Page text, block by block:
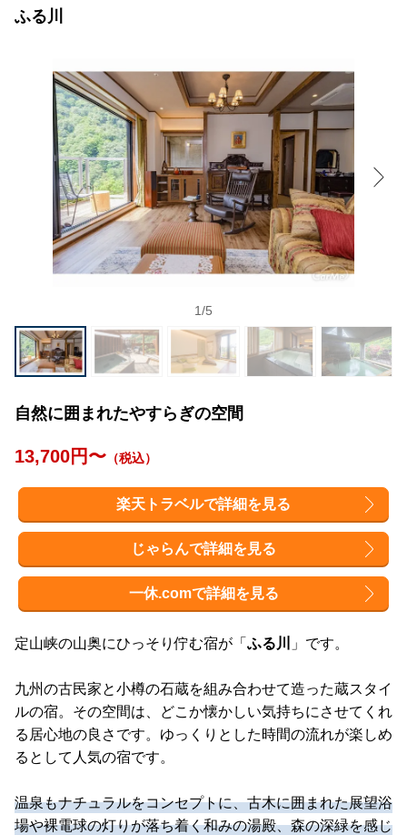
ふる川
1/5
自然に囲まれたやすらぎの空間
13,700円〜 （税込）
楽天トラベルで詳細を見る
じゃらんで詳細を見る
一休.comで詳細を見る
定山峡の山奥にひっそり佇む宿が「 ふる川 」です。
九州の古民家と小樽の石蔵を組み合わせて造った蔵スタイ
ルの宿。その空間は、どこか懐かしい気持ちにさせてくれ
る居心地の良さです。ゆっくりとした時間の流れが楽しめ
るとして人気の宿です。
温泉もナチュラルをコンセプトに、古木に囲まれた展望浴
場や裸電球の灯りが落ち着く和みの湯殿、森の深緑を感じ